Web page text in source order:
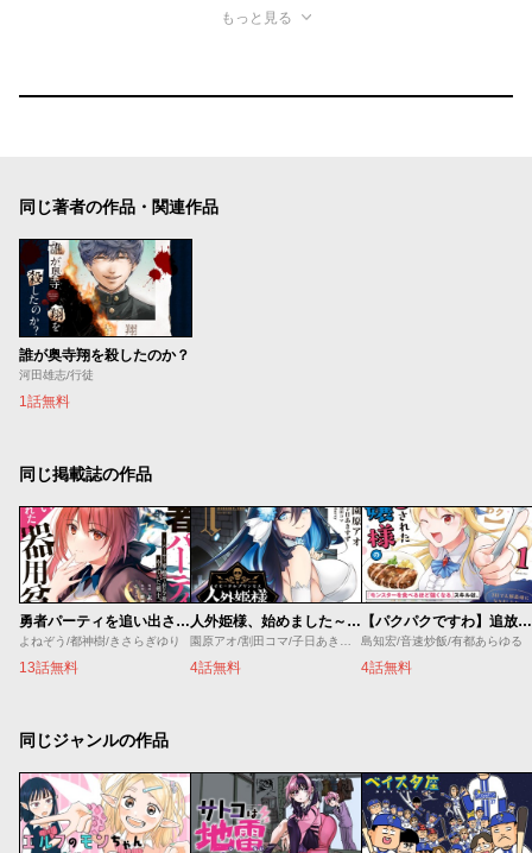
もっと見る
同じ著者の作品・関連作品
誰が奥寺翔を殺したのか？
河田雄志/行徒
1話無料
同じ掲載誌の作品
勇者パーティを追い出された器用貧乏 ～パーティ事情で付与術士をやっていた剣士、万能へと至る～
よねぞう/都神樹/きさらぎゆり
13話無料
人外姫様、始めました～Ｆｒｅｅ Ｌｉｆｅ Ｆａｎｔａｓｙ Ｏｎｌｉｎｅ～
園原アオ/割田コマ/子日あきすず/Ｓｈｅｒｒｙ
4話無料
【パクパクですわ】追放されたお嬢様の『モンスターを食べるほど強くなる』スキルは、１食で１レベルアップする前代未聞の最強スキルでした。３日で人類最強になりましたわ～！
島知宏/音速炒飯/有都あらゆる
4話無料
同じジャンルの作品